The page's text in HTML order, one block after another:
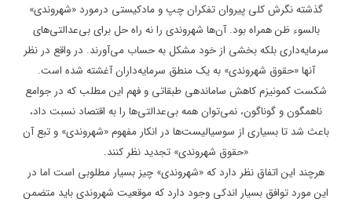
گذشته نگرش کلی پیروان تفکران چپ و مادکیستی درمورد «شهروندی»
بالسوء ظن همراه بود. آن‌ها شهروندی را نه راه حل برای بی‌عدالتی‌های
سرمایه‌داری بلکه بخشی از خود مشکل به حساب می‌آورند. در واقع در نظر
آنها «حقوق شهروندی» به یک منطق سرمایه‌داران آغشته شده است.
شکست کمونیزم کاهش ساماندهی طبقاتی و فهم این مطلب که در جوامع
ناهمگون و گوناگون، نمی‌توان همه بی‌عدالتی‌ها را به اقتصاد نسبت داد،
باعث شد تا بسیاری از سوسیالیست‌ها در انکار مفهوم «شهروندی» و تبع آن
«حقوق شهروندی» تجدید نظر کنند.
هرچند این اتفاق نظر دارد که «شهروندی» چیز بسیار مطلوبی است اما در
این مورد توافق بسیار اندکی وجود دارد که موقعیت شهروندی باید متضمن